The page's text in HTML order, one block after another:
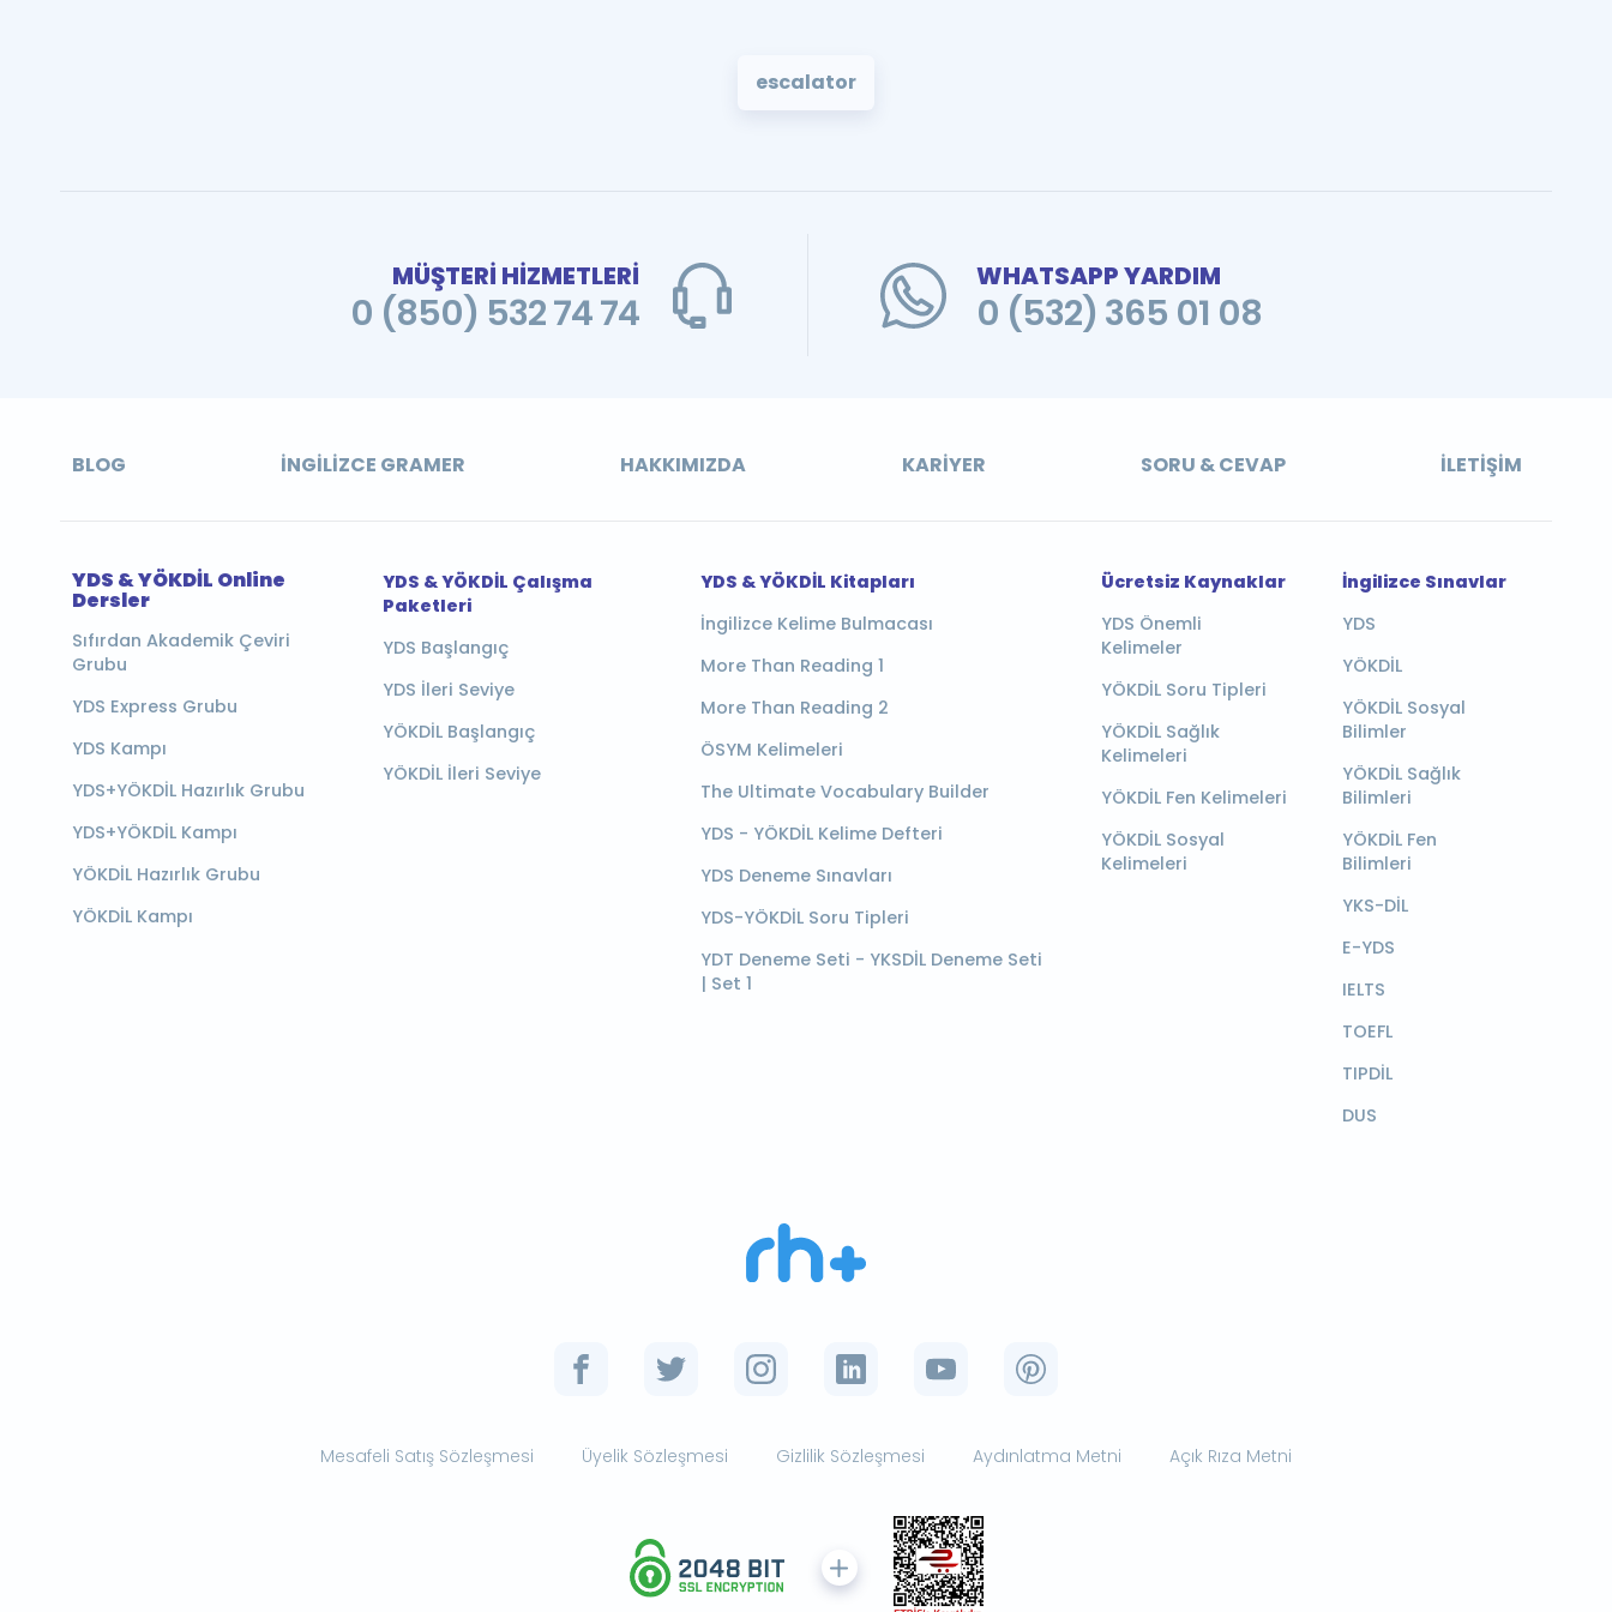
escalator
MÜŞTERİ HİZMETLERİ
0 (850) 532 74 74
WHATSAPP YARDIM
0 (532) 365 01 08
BLOG İNGILIZCE GRAMER HAKKIMIZDA KARIYER SORU & CEVAP İLETIŞIM
YDS & YÖKDİL Online
Dersler
Sıfırdan Akademik Çeviri
Grubu
YDS Express Grubu
YDS Kampı
YDS+YÖKDİL Hazırlık Grubu
YDS+YÖKDİL Kampı
YÖKDİL Hazırlık Grubu
YÖKDİL Kampı
YDS & YÖKDİL Çalışma
Paketleri
YDS Başlangıç
YDS İleri Seviye
YÖKDİL Başlangıç
YÖKDİL İleri Seviye
YDS & YÖKDİL Kitapları
İngilizce Kelime Bulmacası
More Than Reading 1
More Than Reading 2
ÖSYM Kelimeleri
The Ultimate Vocabulary Builder
YDS - YÖKDİL Kelime Defteri
YDS Deneme Sınavları
YDS-YÖKDİL Soru Tipleri
YDT Deneme Seti - YKSDİL Deneme Seti
| Set 1
Ücretsiz Kaynaklar
YDS Önemli
Kelimeler
YÖKDİL Soru Tipleri
YÖKDİL Sağlık
Kelimeleri
YÖKDİL Fen Kelimeleri
YÖKDİL Sosyal
Kelimeleri
İngilizce Sınavlar
YDS
YÖKDİL
YÖKDİL Sosyal
Bilimler
YÖKDİL Sağlık
Bilimleri
YÖKDİL Fen
Bilimleri
YKS-DİL
E-YDS
IELTS
TOEFL
TIPDİL
DUS
Mesafeli Satış Sözleşmesi Üyelik Sözleşmesi Gizlilik Sözleşmesi Aydınlatma Metni Açık Rıza Metni